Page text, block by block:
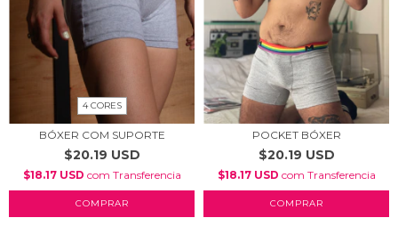
4 CORES
BÓXER COM SUPORTE
$20.19 USD
$18.17 USD com Transferencia
COMPRAR
POCKET BÓXER
$20.19 USD
$18.17 USD com Transferencia
COMPRAR